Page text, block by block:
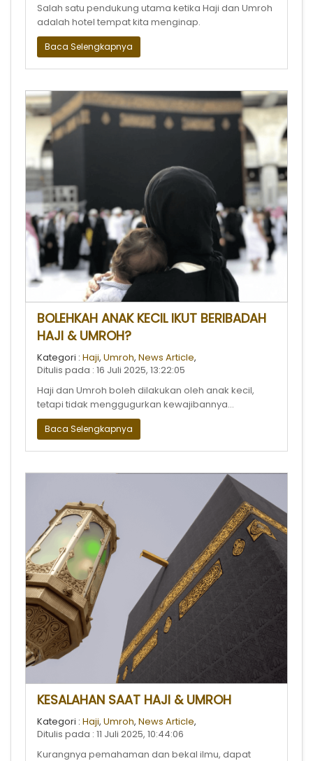
Salah satu pendukung utama ketika Haji dan Umroh
adalah hotel tempat kita menginap.
Baca Selengkapnya
BOLEHKAH ANAK KECIL IKUT BERIBADAH
HAJI & UMROH?
Kategori : Haji, Umroh, News Article,
Ditulis pada : 16 Juli 2025, 13:22:05
Haji dan Umroh boleh dilakukan oleh anak kecil,
tetapi tidak menggugurkan kewajibannya...
Baca Selengkapnya
KESALAHAN SAAT HAJI & UMROH
Kategori : Haji, Umroh, News Article,
Ditulis pada : 11 Juli 2025, 10:44:06
Kurangnya pemahaman dan bekal ilmu, dapat